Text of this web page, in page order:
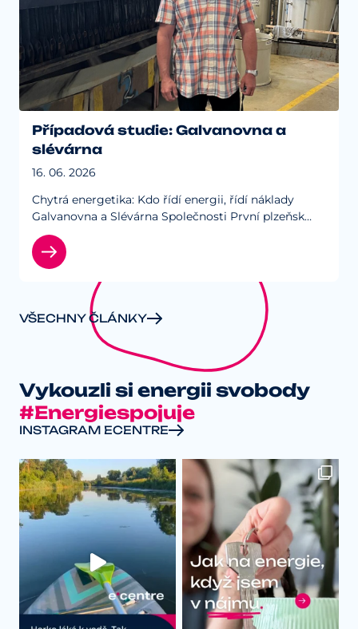
Případová studie: Galvanovna a
slévárna
16. 06. 2026
Chytrá energetika: Kdo řídí energii, řídí náklady
Galvanovna a Slévárna Společnosti První plzeňská
galvanovna a Slévárna a strojírna Hájek patří mezi
průmyslové provozy, které k energii nepřistupují…
VŠECHNY ČLÁNKY
Vykouzli si energii svobody
#Energiespojuje
INSTAGRAM ECENTRE